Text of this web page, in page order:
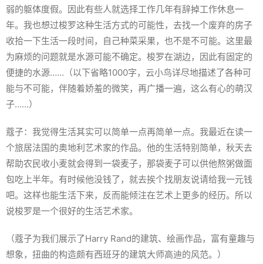
弱的躯体度假。因此有些人就选择工作几年有辞掉工作休息一
年。我也想过梭罗这种生活方式的可能性，去找一个废弃的房子
收拾一下生活一段时间，自己种菜采果，也不是不可能。这里最
为麻烦的问题就是水源可能不确定。梭罗在湖边，因此有固定的
便捷的水源……（以下省略1000字，云小鸟详尽地描述了各种可
能与不可能，伴随着娇羞的微笑，再广播一遍，这么有心的萌汉
子……）
蔻子：我觉得生活其实可以简单一点再简单一点。我最近在读一
个旅居法国的奥地利艺术家的作品。他的生活特别简单，秋天去
帮助农民收小麦就会得到一袋麦子，那袋麦子可以供他熬粥做面
包吃上半年。有时候他没钱了，就去挨个找朋友说请给我一元钱
吧。这样也能生活下来，反而能倾注在艺术上更多的经历。所以
说梭罗是一个很好的生活艺术家。
（蔻子为我们展示了Harry Rand的建筑、绘画作品，富有童趣与
想象，扭曲的构造颇有西班牙的建筑大师高迪的风范。）